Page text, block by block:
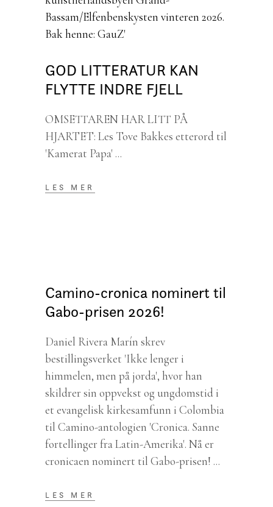
GOD LITTERATUR KAN
FLYTTE INDRE FJELL
OMSETTAREN HAR LITT PÅ
HJARTET: Les Tove Bakkes etterord til
'Kamerat Papa'
LES MER
Camino-cronica nominert til
Gabo-prisen 2026!
Daniel Rivera Marín skrev
bestillingsverket 'Ikke lenger i
himmelen, men på jorda', hvor han
skildrer sin oppvekst og ungdomstid i
et evangelisk kirkesamfunn i Colombia
til Camino-antologien 'Cronica. Sanne
fortellinger fra Latin-Amerika'. Nå er
cronicaen nominert til Gabo-prisen!
LES MER